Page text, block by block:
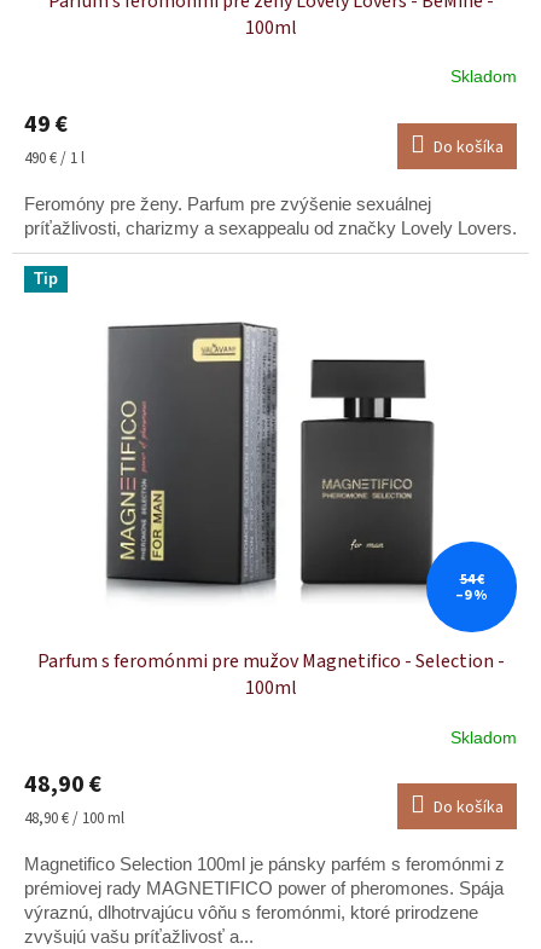
100ml
produktu
je
z
5
hviezdičiek.
Skladom
49 €
Jednotková
490 € / 1 l Do košíka
Feromóny pre ženy. Parfum pre zvýšenie sexuálnej
príťažlivosti, charizmy a sexappealu od značky Lovely Lovers.
Tip
54 €
–9 %
Parfum s feromónmi pre mužov Magnetifico - Selection -
100ml
produktu
je
5,0
z
hviezdičiek.
Skladom
48,90 €
Jednotková
48,90 € / 100 ml Do košíka
Magnetifico Selection 100ml je pánsky parfém s feromónmi z
prémiovej rady MAGNETIFICO power of pheromones. Spája
výraznú, dlhotrvajúcu vôňu s feromónmi, ktoré prirodzene
zvyšujú vašu príťažlivosť a...